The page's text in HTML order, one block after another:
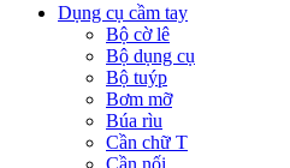
Dụng cụ cầm tay
Bộ cờ lê
Bộ dụng cụ
Bộ tuýp
Bơm mỡ
Búa rìu
Cần chữ T
Cần nối